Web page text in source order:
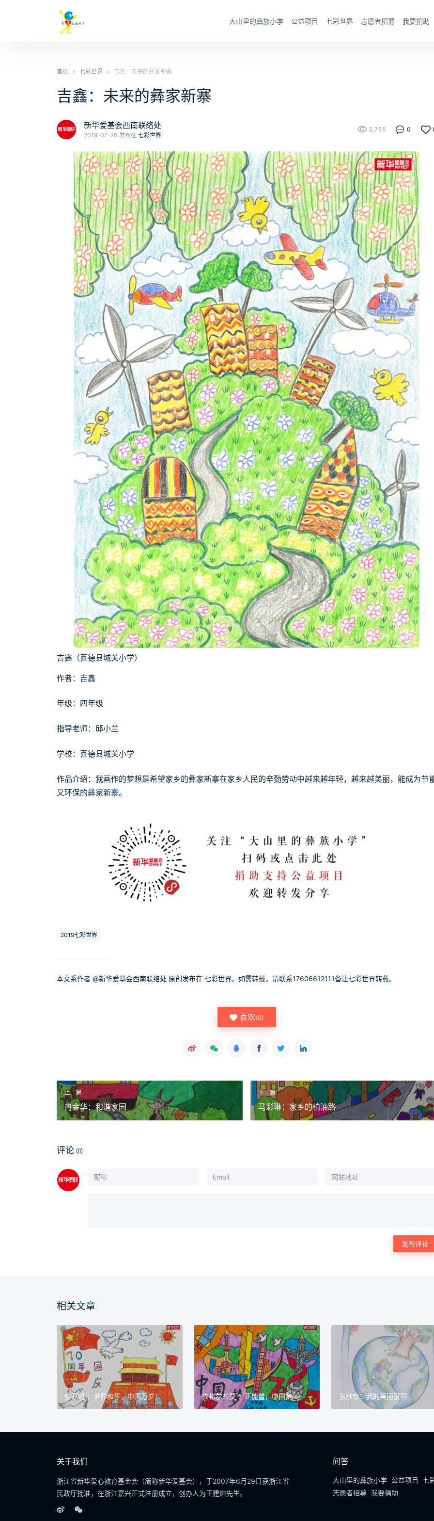
大山里的彝族小学 公益项目 七彩世界 志愿者招募 我要捐助
首页 › 七彩世界 › 吉鑫：未来的彝家新寨
吉鑫：未来的彝家新寨
新华爱基会西南联络处
2019-07-26 发布在 七彩世界
2,755 0
吉鑫（喜德县城关小学）
作者：吉鑫
年级：四年级
指导老师：邱小兰
学校：喜德县城关小学
作品介绍：我画作的梦想是希望家乡的彝家新寨在家乡人民的辛勤劳动中越来越年轻，越来越美丽，能成为节
又环保的彝家新寨。
2019七彩世界
本文系作者 @新华爱基会西南联络处 原创发布在 七彩世界。如需转载，请联系17606612111备注七彩世界转载。
喜欢(0)
上一篇
冉金华：和谐家园
下一篇
马彩琳：家乡的柏油路
评论 (0)
相关文章
李开媛 ：世界和平，中国万岁！ 衣格尔布莫 ：正能量，中国梦 张欣怡：我的美丽家园
关于我们
浙江省新华爱心教育基金会（简称新华爱基会），于2007年6月29日获浙江省
民政厅批准，在浙江嘉兴正式注册成立，创办人为王建煊先生。
问答
大山里的彝族小学 公益项目
七
志愿者招募 我要捐助